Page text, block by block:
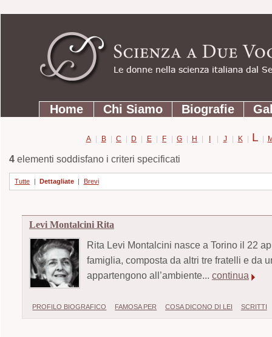
contenuti.
Strumenti
personali
SezioniHome Chi Siamo Biografie
A | B | C | D | E | F | G | H | I | J | K | L |
4elementi soddisfano i criteri specificati
Tutte | Dettagliate | Brevi
Levi Montalcini Rita
Rita Levi Montalcini nasce a Torino il 22
famiglia, composta da altri tre fratelli e da
appartengono all’ambiente... continua
PROFILO BIOGRAFICO FAMOSA PER COSA DICONO DI LEI SCRITTI